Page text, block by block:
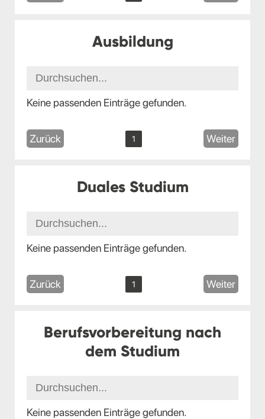
Ausbildung
Keine passenden Einträge gefunden.
Zurück 1 Weiter
Duales Studium
Keine passenden Einträge gefunden.
Zurück 1 Weiter
Berufsvorbereitung nach
dem Studium
Keine passenden Einträge gefunden.